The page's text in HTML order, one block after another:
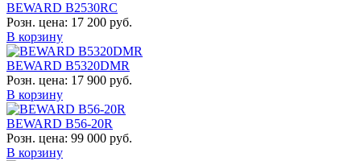
BEWARD B2530RC
Розн. цена: 17 200 руб.
В корзину
BEWARD B5320DMR
Розн. цена: 17 900 руб.
В корзину
BEWARD B56-20R
Розн. цена: 99 000 руб.
В корзину